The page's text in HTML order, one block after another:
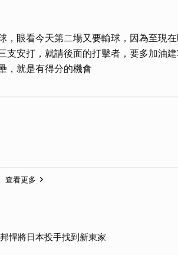
，眼看今天第二場又要輸球，因為至現
支安打，就請後面的打擊者，要多加油
，就是有得分的機會
查看更多
悍將日本投手找到新東家